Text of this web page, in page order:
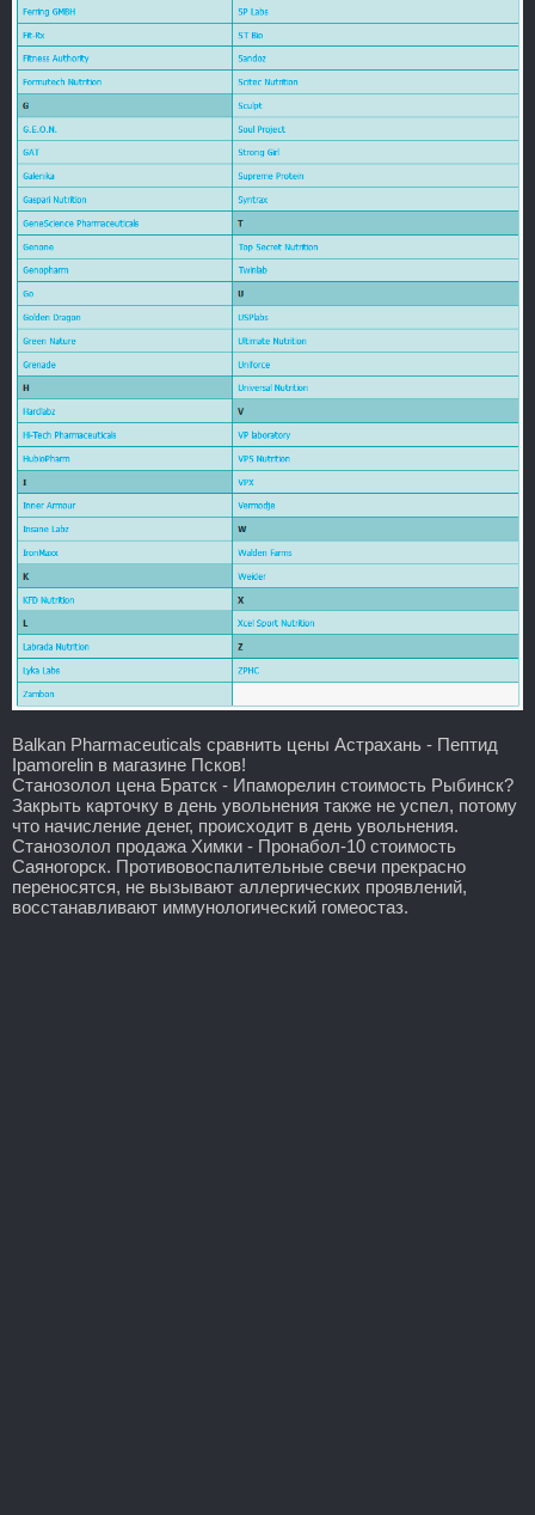
Balkan Pharmaceuticals сравнить цены Астрахань - Пептид
Ipamorelin в магазине Псков!
Станозолол цена Братск - Ипаморелин стоимость Рыбинск?
Закрыть карточку в день увольнения также не успел, потому
что начисление денег, происходит в день увольнения.
Станозолол продажа Химки - Пронабол-10 стоимость
Саяногорск. Противовоспалительные свечи прекрасно
переносятся, не вызывают аллергических проявлений,
восстанавливают иммунологический гомеостаз.